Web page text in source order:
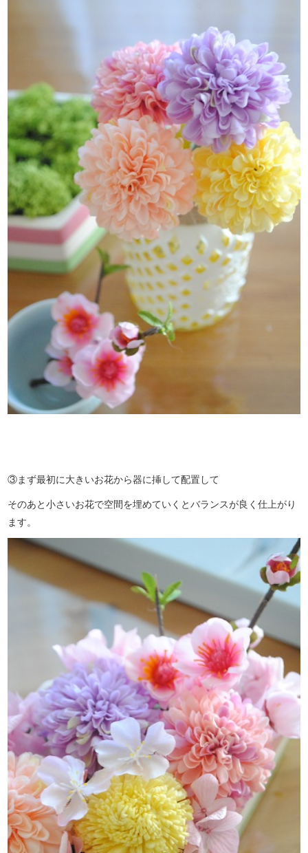
③まず最初に大きいお花から器に挿して配置して
そのあと小さいお花で空間を埋めていくとバランスが良く仕上がり
ます。